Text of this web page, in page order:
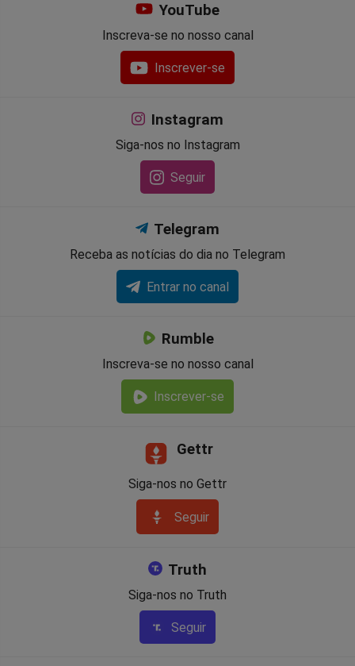
YouTube
Inscreva-se no nosso canal
Inscrever-se
Instagram
Siga-nos no Instagram
Seguir
Telegram
Receba as notícias do dia no Telegram
Entrar no canal
Rumble
Inscreva-se no nosso canal
Inscrever-se
Gettr
Siga-nos no Gettr
Seguir
Truth
Siga-nos no Truth
Seguir